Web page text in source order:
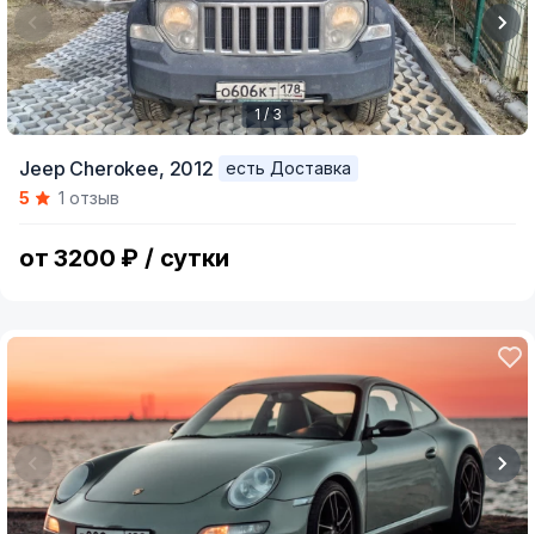
of
1 / 3
Jeep Cherokee, 2012
есть Доставка
5
1 отзыв
от 3200 ₽ / сутки